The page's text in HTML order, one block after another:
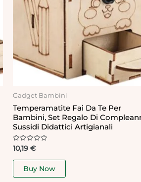
Gadget Bambini
Temperamatite Fai Da Te Per
Bambini, Set Regalo Di
Sussidi Didattici Artigianali
Rated
out
10,19 €
Buy Now